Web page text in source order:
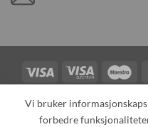
Visa
Visa
Electron
TILBAKEKALLINGER
Vi bruker
forbedre